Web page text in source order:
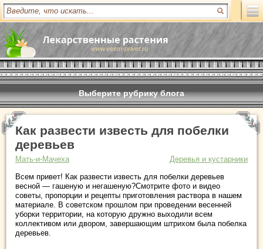
www.vsem-privet.ru
Выберите рубрику блога
Как развести известь для побелки
деревьев
Мать-и-Мачеха
Деревья и кустарники
Всем привет! Как развести известь для побелки деревьев
весной — гашеную и негашеную?Смотрите фото и видео
советы, пропорции и рецепты приготовления раствора в нашем
материале. В советском прошлом при проведении весенней
уборки территории, на которую дружно выходили всем
коллективом или двором, завершающим штрихом была побелка
деревьев.